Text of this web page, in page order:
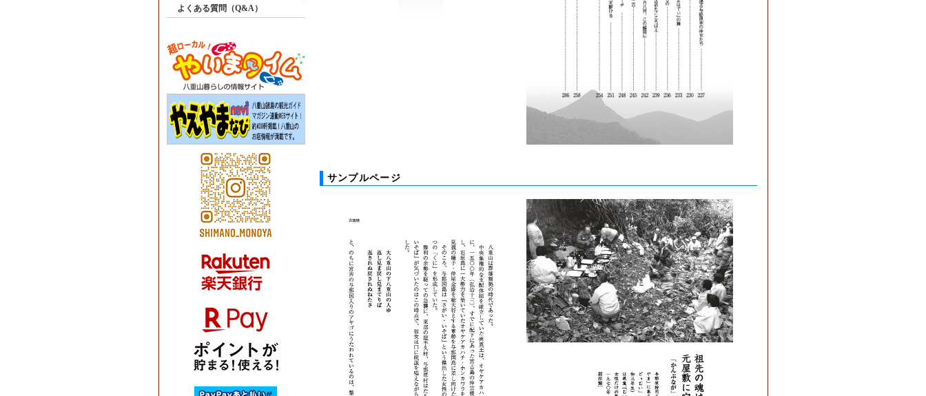
よくある質問（Q&A）
サンプルページ